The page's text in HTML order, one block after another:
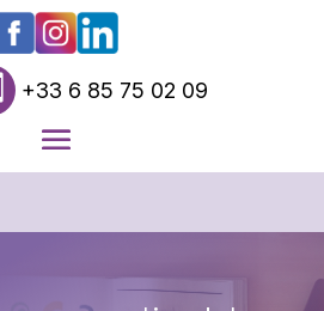
+33 6 85 75 02 09